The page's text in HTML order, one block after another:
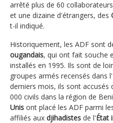
arrêté plus de 60
et une dizaine d'étrangers, des
t-il indiqué.
Historiquement, les ADF sont
ougandais, qui ont fait souche
installés en 1995. Ils sont de
groupes armés recensés dans
derniers mois, ils sont accusés
000 civils dans la région de
Unis ont placé les ADF parmi
affiliés aux djihadistes de l'État